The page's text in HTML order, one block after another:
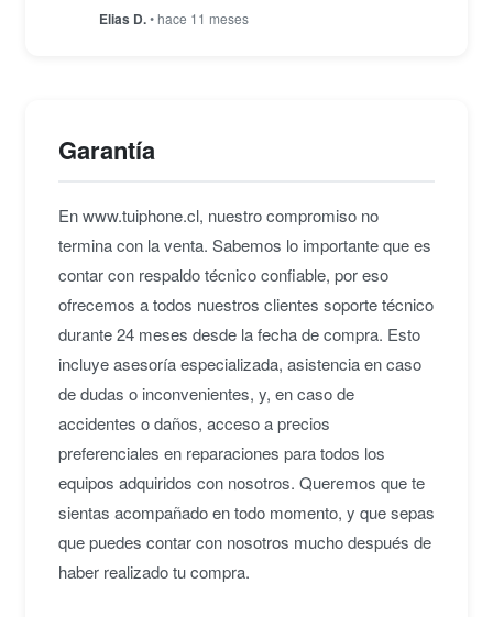
Elias D.• hace 11 meses
Garantía
En www.tuiphone.cl, nuestro compromiso no
termina con la venta. Sabemos lo importante que es
contar con respaldo técnico confiable, por eso
ofrecemos a todos nuestros clientes soporte técnico
durante 24 meses desde la fecha de compra. Esto
incluye asesoría especializada, asistencia en caso
de dudas o inconvenientes, y, en caso de
accidentes o daños, acceso a precios
preferenciales en reparaciones para todos los
equipos adquiridos con nosotros. Queremos que te
sientas acompañado en todo momento, y que sepas
que puedes contar con nosotros mucho después de
haber realizado tu compra.